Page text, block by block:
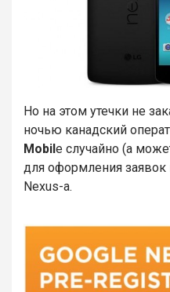
Но на этом утечки не
ночью канадский
Mobil e случайно (а
для оформления заявок
Nexus-а.